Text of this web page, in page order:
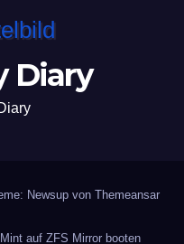
Diary
Newsup von Themeansar
auf ZFS Mirror booten